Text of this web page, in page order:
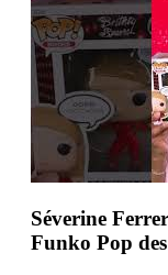
Séverine
Funko Pop